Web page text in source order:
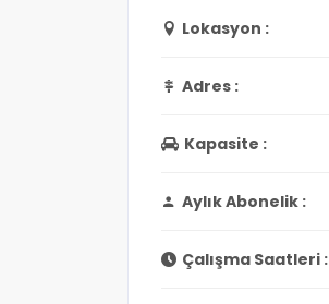
Lokasyon :
Adres :
Kapasite :
Aylık Abonelik :
Çalışma Saatleri :